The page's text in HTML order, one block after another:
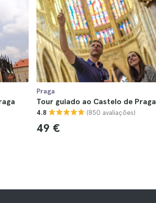
Praga
Tour guiado ao Castelo de Praga
4.8 (850 avaliações)
49 €